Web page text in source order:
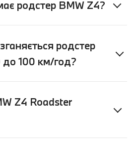
родстер BMW Z4?
родстер
до 100 км/год?
Z4 Roadster